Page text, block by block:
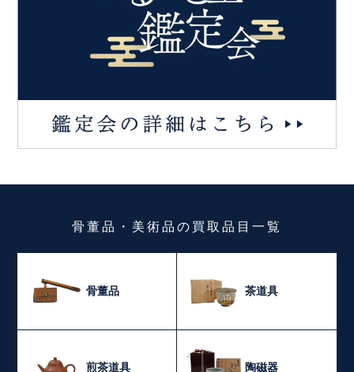
骨董品・美術品の買取品目一覧
骨董品 茶道具
煎茶道具 陶磁器